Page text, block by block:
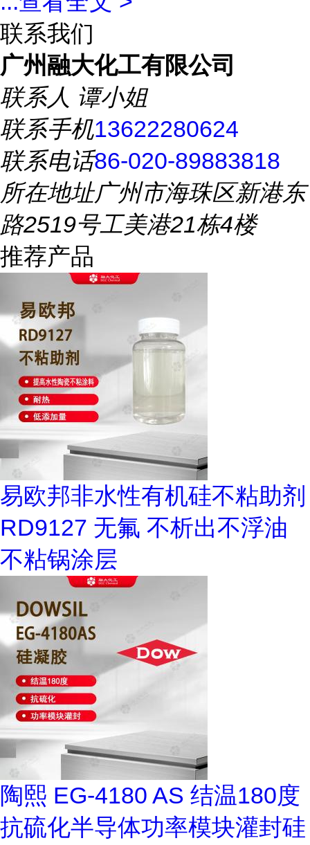
联系我们
广州融大化工有限公司
联系人 谭小姐
联系手机13622280624
联系电话86-020-89883818
所在地址广州市海珠区新港东
路2519号工美港21栋4楼
推荐产品
易欧邦非水性有机硅不粘助剂
RD9127 无氟 不析出不浮油
不粘锅涂层
陶熙 EG-4180 AS 结温180度
抗硫化半导体功率模块灌封硅